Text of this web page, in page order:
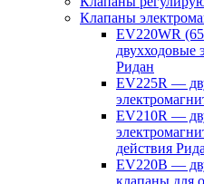
Клапаны
EV220WR
двухходовые
Ридан
EV225R —
EV210R —
действия
EV220B —
клапаны для